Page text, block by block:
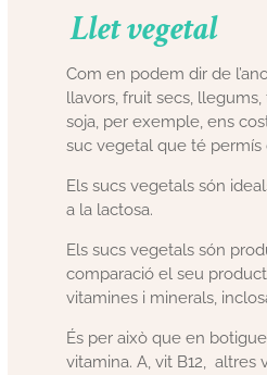
Llet vegetal
Com en podem dir de
llavors, fruit secs,
soja, per exemple, ens
suc vegetal que té permís
Els sucs vegetals són
a la lactosa.
Els sucs vegetals són
comparació el seu
vitamines i minerals,
És per això que en
vitamina. A, vit B12, altres